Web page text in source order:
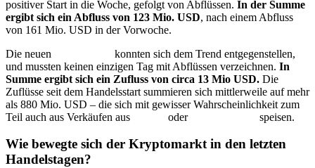
positiver Start in die Woche, gefolgt von Abflüssen. In der Summe
ergibt sich ein Abfluss von 123 Mio. USD, nach einem Abfluss
von 161 Mio. USD in der Vorwoche.
Die neuen
konnten sich dem Trend entgegenstellen,
und mussten keinen einzigen Tag mit Abflüssen verzeichnen. In
Summe ergibt sich ein Zufluss von circa 13 Mio USD. Die
Zuflüsse seit dem Handelsstart summieren sich mittlerweile auf mehr
als 880 Mio. USD – die sich mit gewisser Wahrscheinlichkeit zum
Teil auch aus Verkäufen aus
oder speisen.
Wie bewegte sich der Kryptomarkt in den letzten
Handelstagen?